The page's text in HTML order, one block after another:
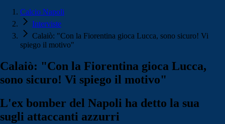
Calcio Napoli
Interviste
Calaiò: "Con la Fiorentina gioca Lucca, sono sicuro! Vi
spiego il motivo"
Calaiò: "Con la Fiorentina gioca Lucca,
sono sicuro! Vi spiego il motivo"
L'ex bomber del Napoli ha detto la sua
sugli attaccanti azzurri